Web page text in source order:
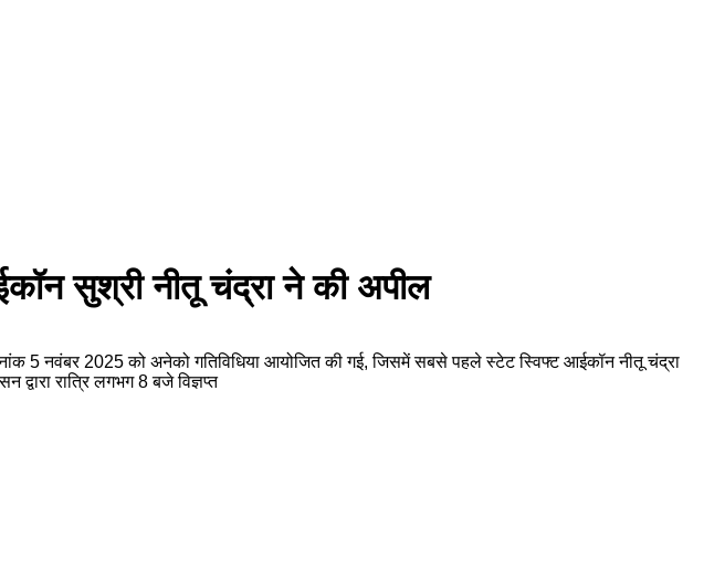
सुश्री नीतू चंद्रा ने की अपील
5 नवंबर 2025 को अनेको गतिविधिया आयोजित की गई, जिसमें सबसे पहले स्टेट स्विफ्ट आईकॉन नीतू चंद्रा
द्वारा रात्रि लगभग 8 बजे विज्ञप्त